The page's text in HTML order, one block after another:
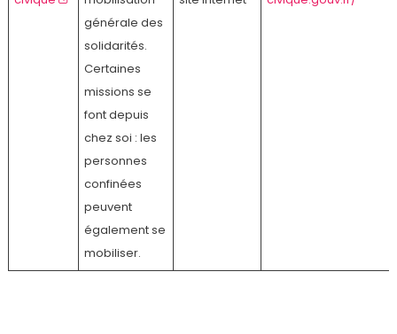
générale des
solidarités.
Certaines
missions se
font depuis
chez soi : les
personnes
confinées
peuvent
également se
mobiliser.